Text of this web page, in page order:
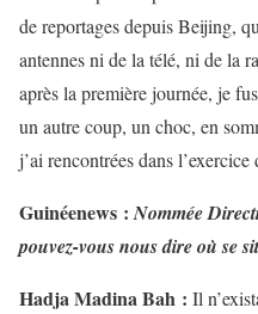
de reportages depuis Beijing,
antennes ni de la télé, ni de la
après la première journée, je
un autre coup, un choc, en
j’ai rencontrées dans
Guinéenews :Nommée
pouvez-vous nous dire où se
Hadja Madina Bah : Il